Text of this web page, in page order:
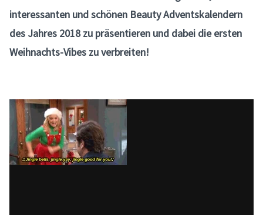
interessanten und schönen Beauty Adventskalendern
des Jahres 2018 zu präsentieren und dabei die ersten
Weihnachts-Vibes zu verbreiten!